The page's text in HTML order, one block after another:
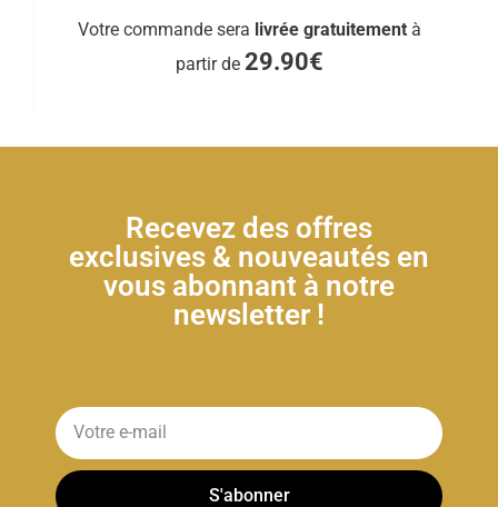
Votre commande sera livrée gratuitement à
partir de 29.90€
Recevez des offres
exclusives & nouveautés en
vous abonnant à notre
newsletter !
S'abonner